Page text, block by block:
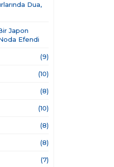
Dua,
Japon
Efendi
(9)
(10)
(8)
(10)
(8)
(8)
(7)